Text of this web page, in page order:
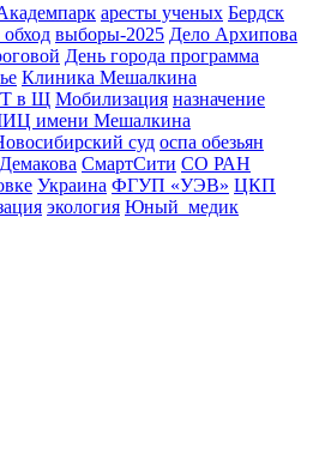
аресты ученых Бердск
выборы-2025 Дело Архипова
День города программа
Клиника Мешалкина
в Щ Мобилизация назначение
имени Мешалкина
суд оспа обезьян
СмартСити СО РАН
Украина ФГУП «УЭВ» ЦКП
экология Юный_медик